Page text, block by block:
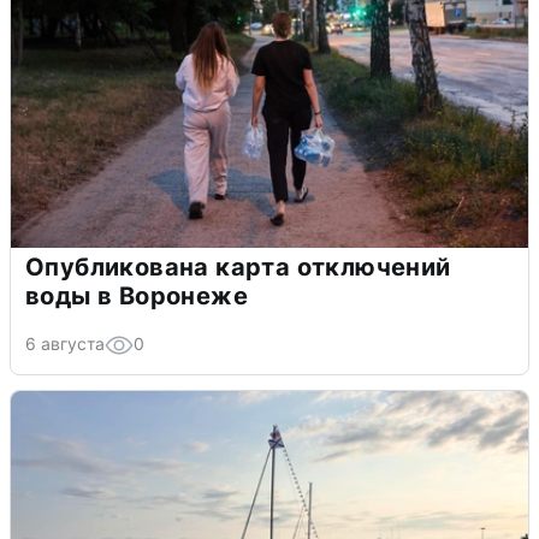
Опубликована карта отключений
воды в Воронеже
6 августа 0